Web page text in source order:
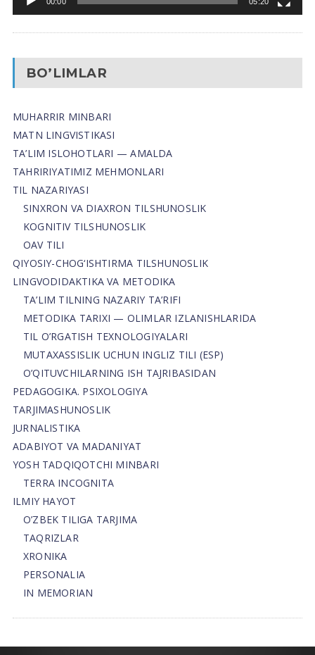
BO’LIMLAR
MUHARRIR MINBARI
MATN LINGVISTIKASI
TA’LIM ISLOHOTLARI — AMALDA
TAHRIRIYATIMIZ MEHMONLARI
TIL NAZARIYASI
SINXRON VA DIAXRON TILSHUNOSLIK
KOGNITIV TILSHUNOSLIK
OAV TILI
QIYOSIY-CHOG‘ISHTIRMA TILSHUNOSLIK
LINGVODIDAKTIKA VA METODIKA
TA’LIM TILNING NAZARIY TA’RIFI
METODIKA TARIXI — OLIMLAR IZLANISHLARIDA
TIL O’RGATISH TEXNOLOGIYALARI
MUTAXASSISLIK UCHUN INGLIZ TILI (ESP)
O’QITUVCHILARNING ISH TAJRIBASIDAN
PEDAGOGIKA. PSIXOLOGIYA
TARJIMASHUNOSLIK
JURNALISTIKA
ADABIYOT VA MADANIYAT
YOSH TADQIQOTCHI MINBARI
TERRA INCOGNITA
ILMIY HAYOT
O’ZBEK TILIGA TARJIMA
TAQRIZLAR
XRONIKA
PERSONALIA
IN MEMORIAN